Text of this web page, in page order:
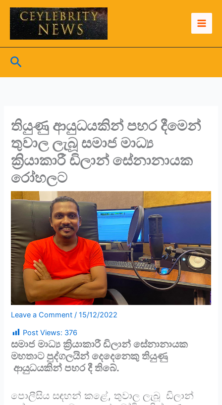
Skip
content
Search
තියුණු ආයුධයකින් පහර දීමෙන්
තුවාල ලැබූ සමාජ මාධ්‍ය
ක්‍රියාකාරී ඩිලාන් සේනානායක
රෝහල⁣ට
Leave a Comment /15/12/2022
Post Views: 376
සමාජ මාධ්‍ය ක්‍රියාකාරී ඩිලාන් සේනානායක
මහතාට පුද්ගලයින් දෙදෙනෙකු තියුණු
ආයුධයකින් පහර දී තිබේ.
පොලීසිය සඳහන් කළේ, තුවාල ලැබූ ඩිලාන්